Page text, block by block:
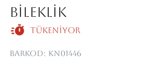
BİLEKLİK
Tükeniyor
Barkod: KN01446